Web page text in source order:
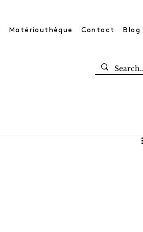
Matériauthèque Contact Blog